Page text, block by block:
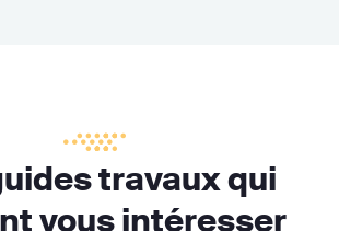
travaux qui
vous intéresser